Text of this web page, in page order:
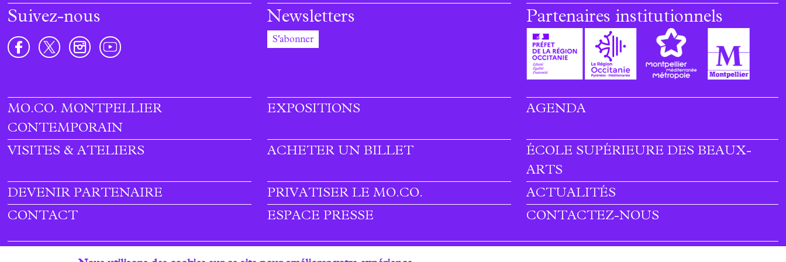
Suivez-nous Newsletters
S'abonner
Partenaires institutionnels
Footer
menu
MO.CO. MONTPELLIER
CONTEMPORAIN
EXPOSITIONS AGENDA
VISITES & ATELIERS ACHETER UN BILLET
ÉCOLE SUPÉRIEURE DES BEAUX-
ARTS
DEVENIR PARTENAIRE
PRIVATISER LE MO.CO.
ACTUALITÉS
CONTACT
ESPACE PRESSE CONTACTEZ-NOUS